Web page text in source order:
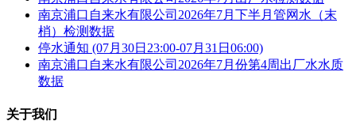
南京浦口自来水有限公司2026年7月下半月管网水（末
梢）检测数据
停水通知 (07月30日23:00-07月31日06:00)
南京浦口自来水有限公司2026年7月份第4周出厂水水质
数据
关于我们